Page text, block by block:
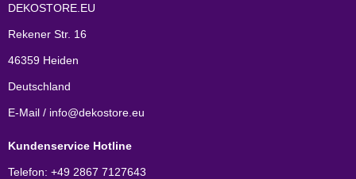
DEKOSTORE.EU
Rekener Str. 16
46359 Heiden
Deutschland
E-Mail / info@dekostore.eu
Kundenservice Hotline
Telefon: +49 2867 7127643